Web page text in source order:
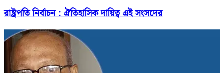
রাষ্ট্রপতি নির্বাচন : ঐতিহাসিক দায়িত্ব এই সংসদের